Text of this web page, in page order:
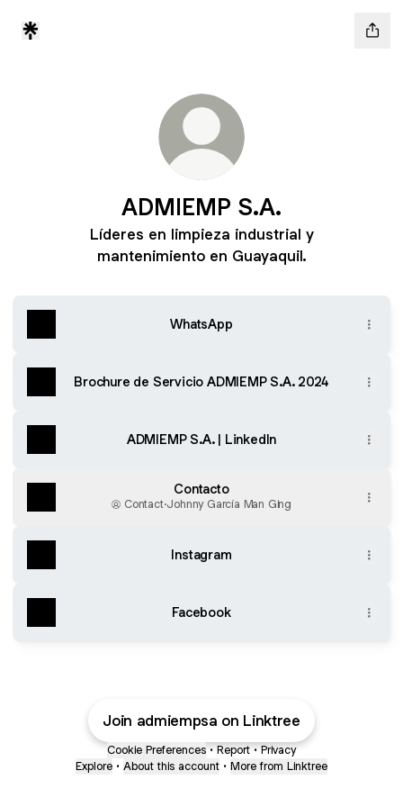
ADMIEMP S.A.
Líderes en limpieza industrial y
mantenimiento en Guayaquil.
WhatsApp
Brochure de Servicio ADMIEMP S.A. 2024
ADMIEMP S.A. | LinkedIn
Contacto
Contact· Johnny García Man Ging
Instagram
Facebook
Join admiempsa on Linktree
Cookie Preferences • Report • Privacy
Explore • About this account • More from Linktree